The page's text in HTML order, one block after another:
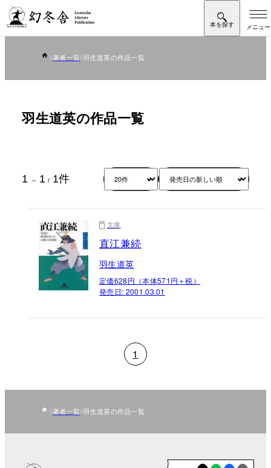
著者一覧 羽生道英の作品一覧
羽生道英の作品一覧
1 ～ 1 / 1件
文庫
直江兼続
羽生道英
定価628円（本体571円＋税）
発売日: 2001.03.01
1
著者一覧 羽生道英の作品一覧